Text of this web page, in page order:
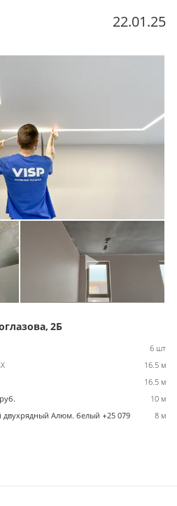
22.01.25
2Б
6 шт
16.5 м
16.5 м
10 м
Алюм. белый +25 079
8 м